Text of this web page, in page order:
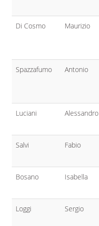
Di Cosmo Maurizio
Spazzafumo Antonio
Luciani Alessandro
Salvi Fabio
Bosano Isabella
Loggi Sergio